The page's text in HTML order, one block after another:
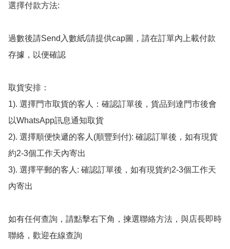
選擇付款方法:
過數後請Send入數紙/請提供cap圖，請在訂單內上載付款
存據，以便確認
取貨安排：
1). 選擇門市取貨的客人：確認訂單後，貨品到達門市後會
以WhatsApp訊息通知取貨
2). 選擇順便快遞的客人(順豐到付): 確認訂單後，如有現貨
約2-3個工作天內寄出
3). 選擇平郵的客人: 確認訂單後，如有現貨約2-3個工作天
內寄出
如有任何查詢，請點擊右下角，揀選聯絡方法，與店長即時
聯絡，歡迎在線查詢